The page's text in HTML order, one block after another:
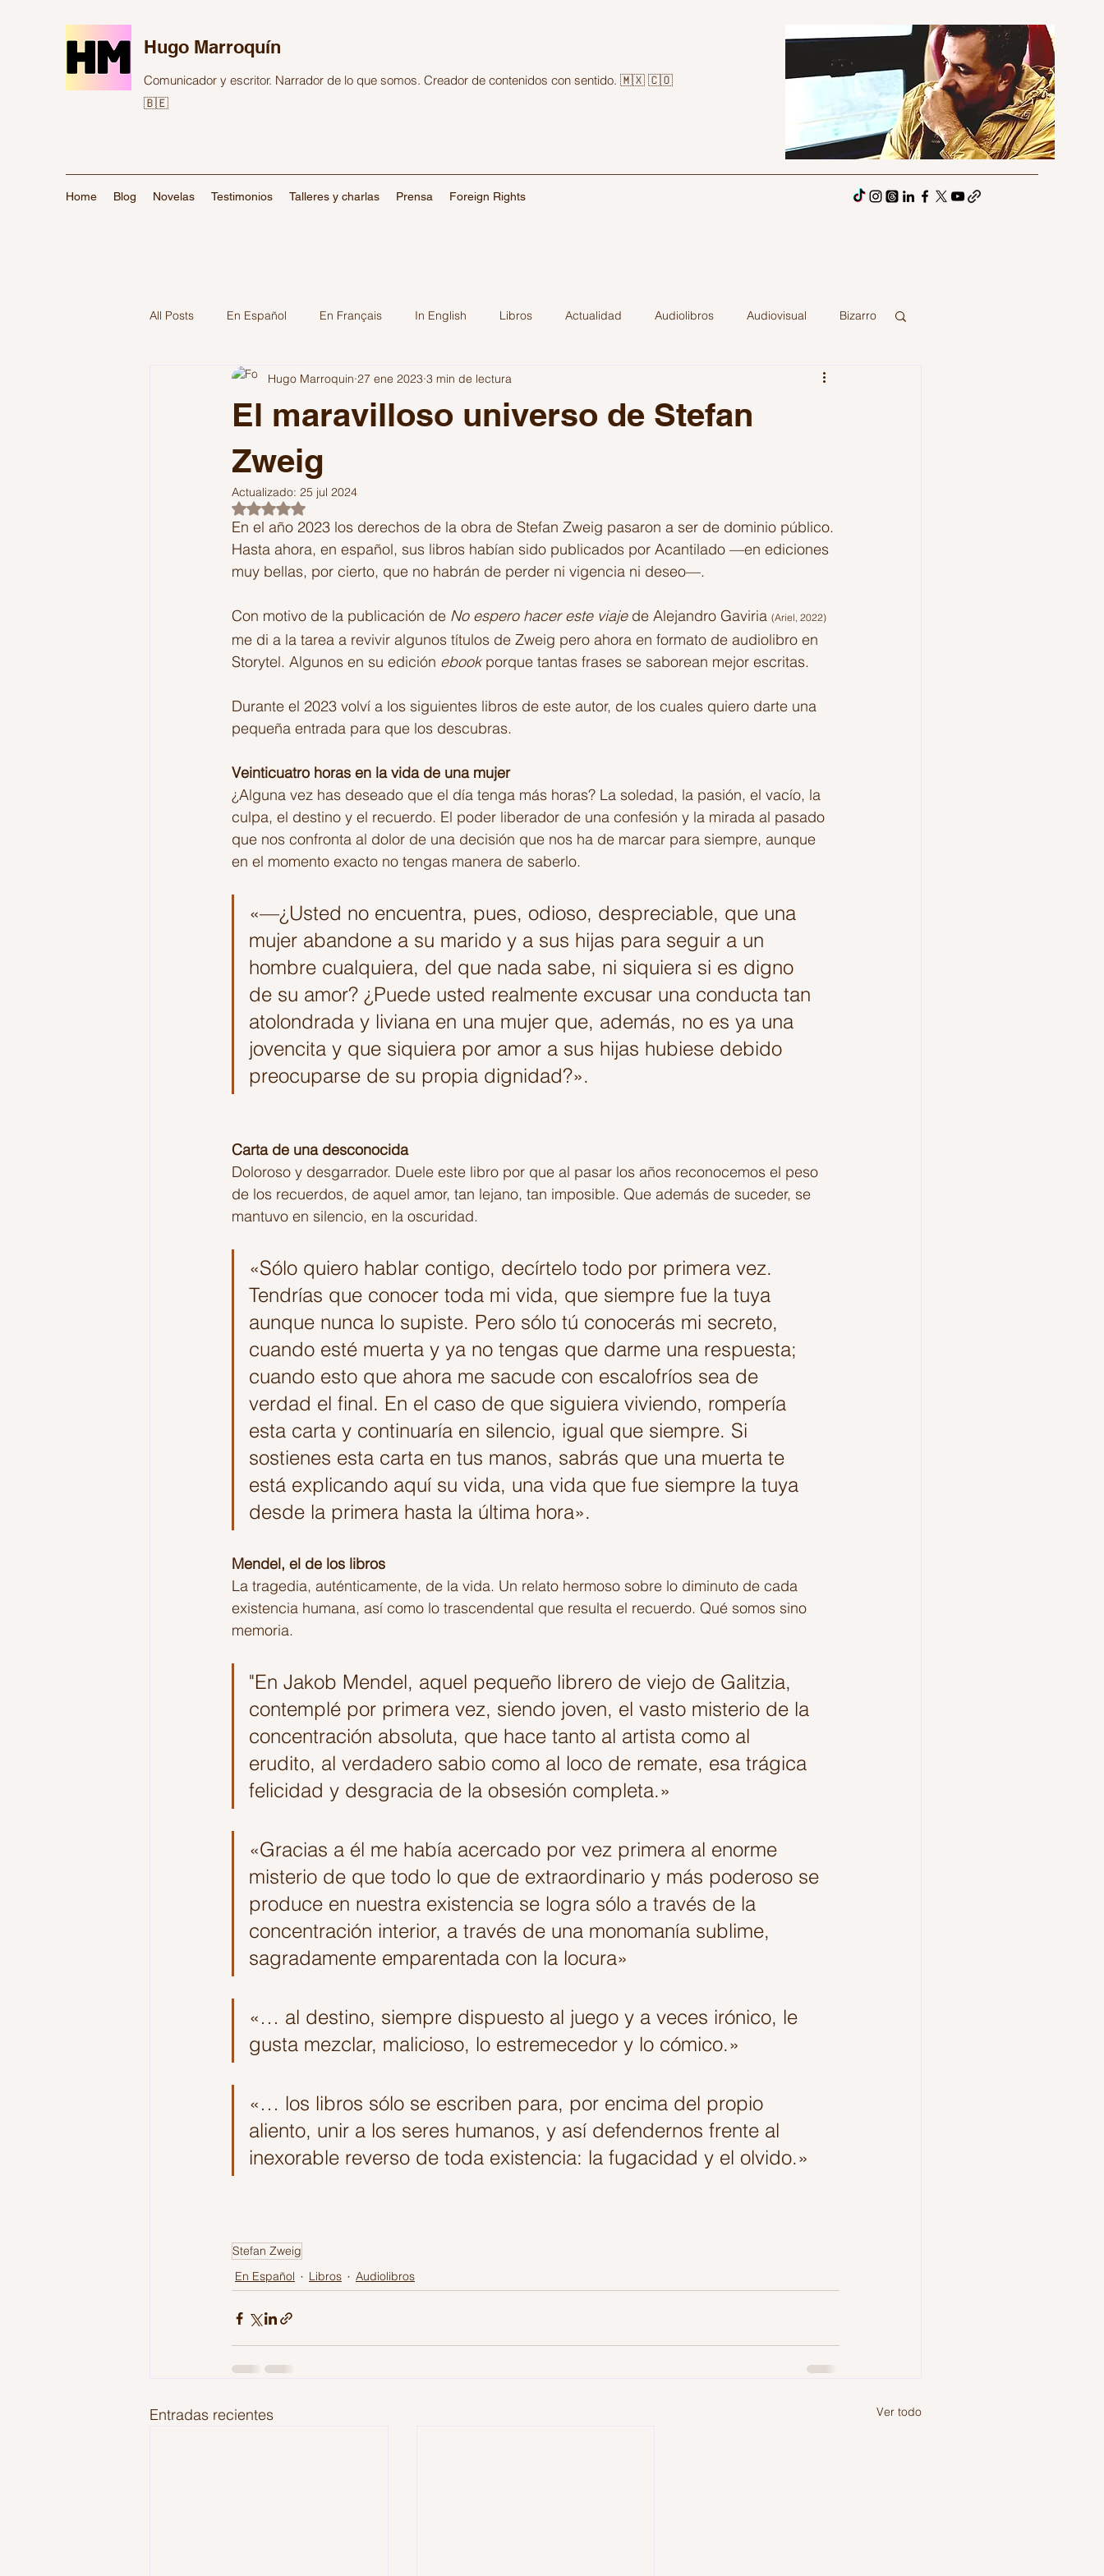
Hugo Marroquín
Comunicador y escritor. Narrador de lo que somos. Creador de contenidos con sentido. 🇲🇽 🇨🇴
🇧🇪
Home Blog Novelas Testimonios Talleres y charlas Prensa Foreign Rights
All Posts En Español En Français In English Libros Actualidad Audiolibros Audiovisual Bizarro
Comunicación Colombia Escribir Festivales
Reflexiones Podcast
El maravilloso universo de Stefan
Zweig
Hugo Marroquin 27 ene 2023 3 min de lectura
Actualizado: 25 jul 2024
Obtuvo NaN de 5 estrellas.
En el año 2023 los derechos de la obra de Stefan Zweig pasaron a ser de dominio público.
Hasta ahora, en español, sus libros habían sido publicados por Acantilado —en ediciones
muy bellas, por cierto, que no habrán de perder ni vigencia ni deseo—.
Con motivo de la publicación de No espero hacer este viaje de Alejandro Gaviria (Ariel, 2022)
me di a la tarea a revivir algunos títulos de Zweig pero ahora en formato de audiolibro en
Storytel. Algunos en su edición ebook porque tantas frases se saborean mejor escritas.
Durante el 2023 volví a los siguientes libros de este autor, de los cuales quiero darte una
pequeña entrada para que los descubras.
Veinticuatro horas en la vida de una mujer
¿Alguna vez has deseado que el día tenga más horas? La soledad, la pasión, el vacío, la
culpa, el destino y el recuerdo. El poder liberador de una confesión y la mirada al pasado
que nos confronta al dolor de una decisión que nos ha de marcar para siempre, aunque
en el momento exacto no tengas manera de saberlo.
«—¿Usted no encuentra, pues, odioso, despreciable, que una
mujer abandone a su marido y a sus hijas para seguir a un
hombre cualquiera, del que nada sabe, ni siquiera si es digno
de su amor? ¿Puede usted realmente excusar una conducta tan
atolondrada y liviana en una mujer que, además, no es ya una
jovencita y que siquiera por amor a sus hijas hubiese debido
preocuparse de su propia dignidad?».
Carta de una desconocida
Doloroso y desgarrador. Duele este libro por que al pasar los años reconocemos el peso
de los recuerdos, de aquel amor, tan lejano, tan imposible. Que además de suceder, se
mantuvo en silencio, en la oscuridad.
«Sólo quiero hablar contigo, decírtelo todo por primera vez.
Tendrías que conocer toda mi vida, que siempre fue la tuya
aunque nunca lo supiste. Pero sólo tú conocerás mi secreto,
cuando esté muerta y ya no tengas que darme una respuesta;
cuando esto que ahora me sacude con escalofríos sea de
verdad el final. En el caso de que siguiera viviendo, rompería
esta carta y continuaría en silencio, igual que siempre. Si
sostienes esta carta en tus manos, sabrás que una muerta te
está explicando aquí su vida, una vida que fue siempre la tuya
desde la primera hasta la última hora».
Mendel, el de los libros
La tragedia, auténticamente, de la vida. Un relato hermoso sobre lo diminuto de cada
existencia humana, así como lo trascendental que resulta el recuerdo. Qué somos sino
memoria.
"En Jakob Mendel, aquel pequeño librero de viejo de Galitzia,
contemplé por primera vez, siendo joven, el vasto misterio de la
concentración absoluta, que hace tanto al artista como al
erudito, al verdadero sabio como al loco de remate, esa trágica
felicidad y desgracia de la obsesión completa.»
«Gracias a él me había acercado por vez primera al enorme
misterio de que todo lo que de extraordinario y más poderoso se
produce en nuestra existencia se logra sólo a través de la
concentración interior, a través de una monomanía sublime,
sagradamente emparentada con la locura»
«… al destino, siempre dispuesto al juego y a veces irónico, le
gusta mezclar, malicioso, lo estremecedor y lo cómico.»
«… los libros sólo se escriben para, por encima del propio
aliento, unir a los seres humanos, y así defendernos frente al
inexorable reverso de toda existencia: la fugacidad y el olvido.»
Stefan Zweig
En Español
Libros Audiolibros
Entradas recientes Ver todo